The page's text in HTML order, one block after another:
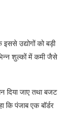
उद्योगों को बड़ी
शुल्कों में कमी जैसे
दिया जाए तथा बजट
कि पंजाब एक बॉर्डर